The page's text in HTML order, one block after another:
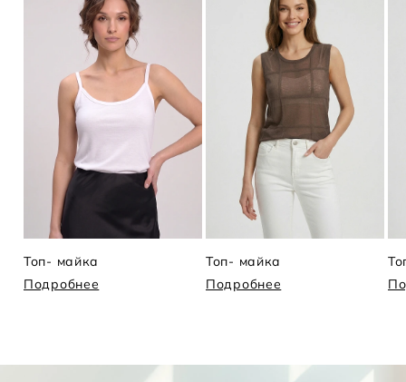
Топ- майка
Подробнее
Топ- майка
Подробнее